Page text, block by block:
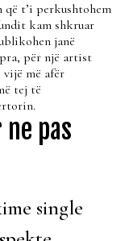
t’i perkushtohem
kam shkruar
janë
për një artist
vijë më afër
tej të
pas
single